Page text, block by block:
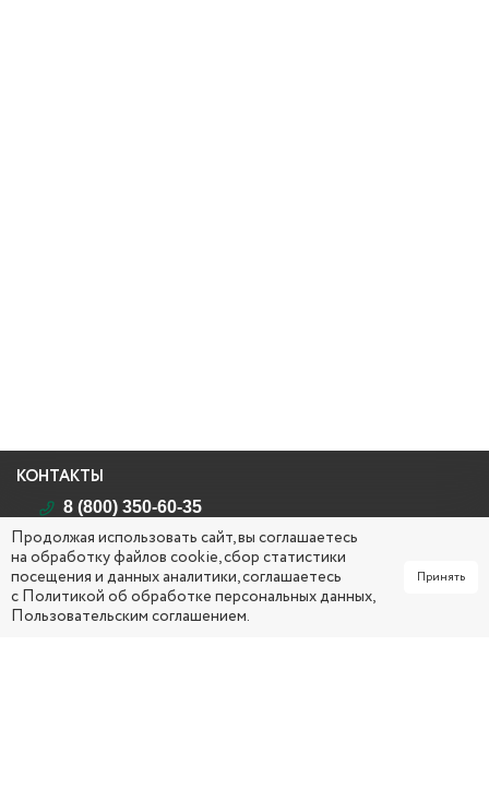
КОНТАКТЫ
8 (800) 350-60-35
Республика Саха (Якутия)
г. Якутск, ул. Кирова, д. 26
mail@yakcsm.ru
ПН - ЧТ 09:00 ч. – 18:00 ч. (обед: 13:00 ч. – 14:00 ч.)
Продолжая использовать сайт, вы соглашаетесь
на обработку файлов cookie, сбор статистики
посещения и данных аналитики, соглашаетесь
сПолитикой об обработке персональных данных,
Пользовательским соглашением.
Принять